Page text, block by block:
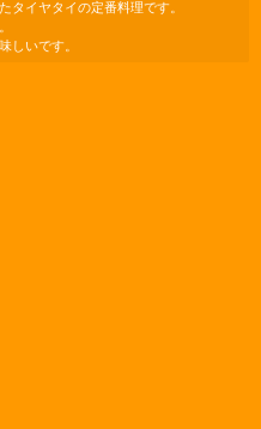
タイヤタイの定番料理です。
しいです。